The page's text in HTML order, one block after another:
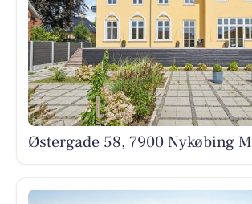
Østergade 58, 7900 Nykøbing M